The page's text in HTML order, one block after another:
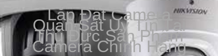
Lắp Đặt Camera
Quan Sát Uy Tín Tại
Thủ Đức Sản Phẩm
Camera Chính Hãng